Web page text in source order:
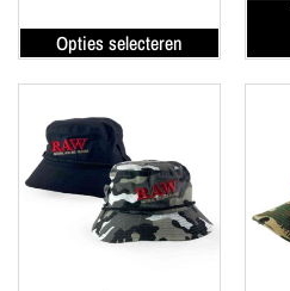
Opties selecteren